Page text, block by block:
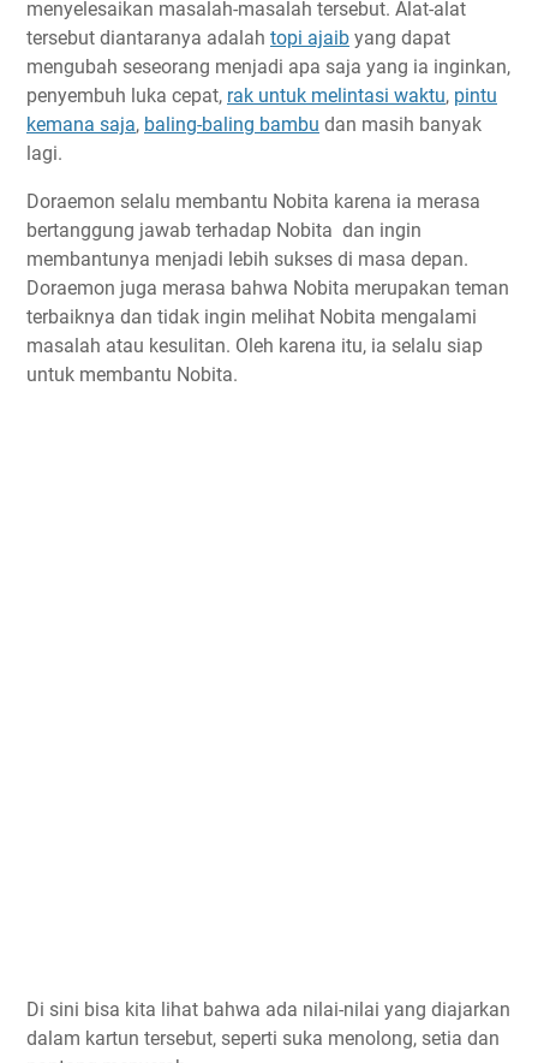
menyelesaikan masalah-masalah tersebut. Alat-alat
tersebut diantaranya adalah topi ajaib yang dapat
mengubah seseorang menjadi apa saja yang ia inginkan,
penyembuh luka cepat, rak untuk melintasi waktu, pintu
kemana saja, baling-baling bambu dan masih banyak
lagi.
Doraemon selalu membantu Nobita karena ia merasa
bertanggung jawab terhadap Nobita dan ingin
membantunya menjadi lebih sukses di masa depan.
Doraemon juga merasa bahwa Nobita merupakan teman
terbaiknya dan tidak ingin melihat Nobita mengalami
masalah atau kesulitan. Oleh karena itu, ia selalu siap
untuk membantu Nobita.
Di sini bisa kita lihat bahwa ada nilai-nilai yang diajarkan
dalam kartun tersebut, seperti suka menolong, setia dan